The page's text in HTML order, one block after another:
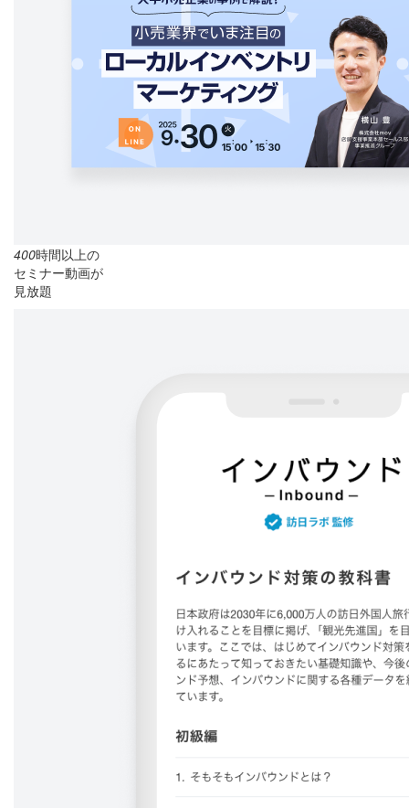
400時間以上の
セミナー動画が
見放題